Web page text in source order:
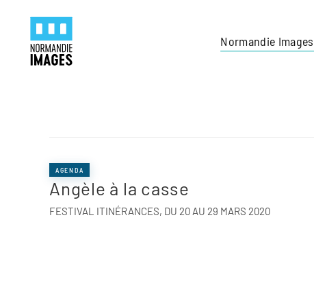
Skip to main content
Normandie Images
AGENDA
Angèle à la casse
FESTIVAL ITINÉRANCES, DU 20 AU 29 MARS 2020